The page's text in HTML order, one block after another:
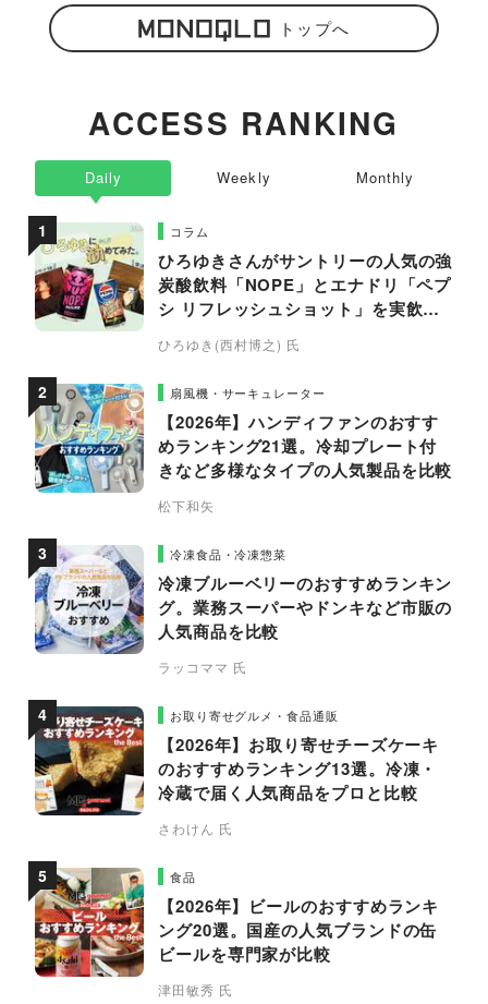
トップへ
ACCESS RANKING
Daily
コラム
ひろゆきさんがサントリーの人気の強
炭酸飲料「NOPE」とエナドリ「ペプ
シ リフレッシュショット」を実飲し
ひろゆき(西村博之) 氏
扇風機・サーキュレーター
【2026年】ハンディファンのおすす
めランキング21選。冷却プレート付
きなど多様なタイプの人気製品を比較
松下和矢
冷凍食品・冷凍惣菜
冷凍ブルーベリーのおすすめランキン
グ。業務スーパーやドンキなど市販の
人気商品を比較
ラッコママ 氏
お取り寄せグルメ・食品通販
【2026年】お取り寄せチーズケーキ
のおすすめランキング13選。冷凍・
冷蔵で届く人気商品をプロと比較
さわけん 氏
食品
【2026年】ビールのおすすめランキ
ング20選。国産の人気ブランドの缶
ビールを専門家が比較
津田敏秀 氏
Weekly Monthly